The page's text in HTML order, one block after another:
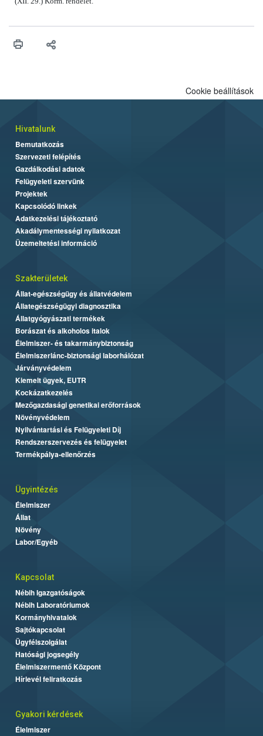
Cookie beállítások
Hivatalunk
Bemutatkozás
Szervezeti felépítés
Gazdálkodási adatok
Felügyeleti szervünk
Projektek
Kapcsolódó linkek
Adatkezelési tájékoztató
Akadálymentességi nyilatkozat
Üzemeltetési információ
Szakterületek
Állat-egészségügy és állatvédelem
Állategészségügyi diagnosztika
Állatgyógyászati termékek
Borászat és alkoholos italok
Élelmiszer- és takarmánybiztonság
Élelmiszerlánc-biztonsági laborhálózat
Járványvédelem
Kiemelt ügyek, EUTR
Kockázatkezelés
Mezőgazdasági genetikai erőforrások
Növényvédelem
Nyilvántartási és Felügyeleti Díj
Rendszerszervezés és felügyelet
Termékpálya-ellenőrzés
Ügyintézés
Élelmiszer
Állat
Növény
Labor/Egyéb
Kapcsolat
Nébih Igazgatóságok
Nébih Laboratóriumok
Kormányhivatalok
Sajtókapcsolat
Ügyfélszolgálat
Hatósági jogsegély
Élelmiszermentő Központ
Hírlevél feliratkozás
Gyakori kérdések
Élelmiszer